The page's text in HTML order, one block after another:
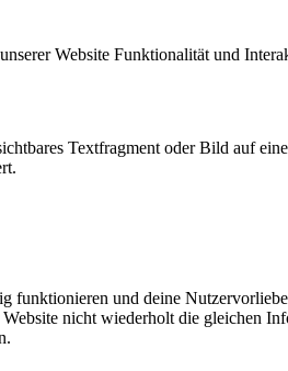
Website Funktionalität und
Textfragment oder Bild auf
funktionieren und deine
nicht wiederholt die gleichen